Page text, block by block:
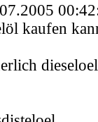
kaufen